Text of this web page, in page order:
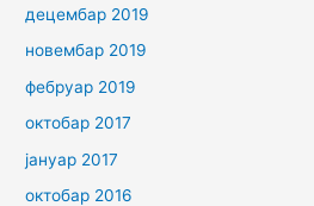
децембар 2019
новембар 2019
фебруар 2019
октобар 2017
јануар 2017
октобар 2016